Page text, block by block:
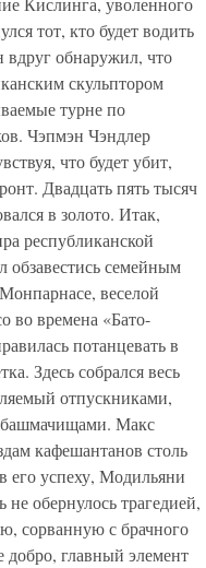
тот, кто будет водить
обнаружил, что
скульптором
турне по
Чэпмэн Чэндлер
что будет убит,
Двадцать пять тысяч
в золото. Итак,
республиканской
обзавестись семейным
веселой
во времена «Бато-
потанцевать в
Здесь собрался весь
отпускниками,
башмачищами. Макс
кафешантанов столь
успеху, Модильяни
обернулось трагедией,
сорванную с брачного
главный элемент